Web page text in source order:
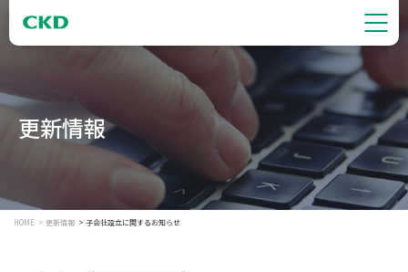
更新情報
HOME 更新情報 子会社設立に関するお知らせ